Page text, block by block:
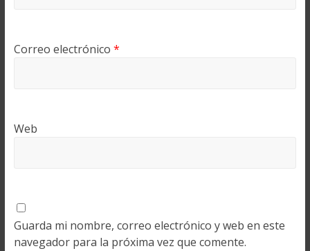
Correo electrónico *
Web
Guarda mi nombre, correo electrónico y web en este
navegador para la próxima vez que comente.